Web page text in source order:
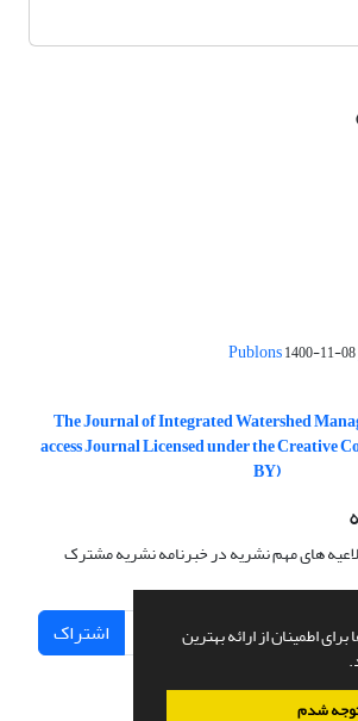
اطمینان از ارائه بهترین
شدم
1400-11-08
The Journal of Integrated Watershed
access Journal Licensed under the Creative
BY)
های مهم نشریه در خبرنامه نشریه مشترک
اشتراک